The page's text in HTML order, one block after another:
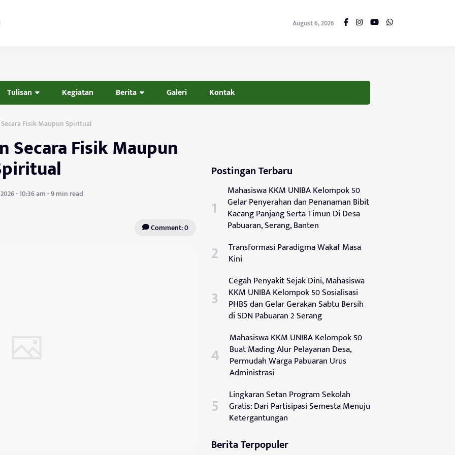
August 6, 2026
Tulisan Kegiatan Berita Galeri Kontak
Fisik Maupun Spiritual
Secara Fisik Maupun
- 10:36 am - 9 min read
Comment: 0
Postingan Terbaru
Mahasiswa KKM UNIBA Kelompok 50
Gelar Penyerahan dan Penanaman Bibit
Kacang Panjang Serta Timun Di Desa
Pabuaran, Serang, Banten
Transformasi Paradigma Wakaf Masa
Kini
Cegah Penyakit Sejak Dini, Mahasiswa
KKM UNIBA Kelompok 50 Sosialisasi
PHBS dan Gelar Gerakan Sabtu Bersih
di SDN Pabuaran 2 Serang
Mahasiswa KKM UNIBA Kelompok 50
Buat Mading Alur Pelayanan Desa,
Permudah Warga Pabuaran Urus
Administrasi
Lingkaran Setan Program Sekolah
Gratis: Dari Partisipasi Semesta Menuju
Ketergantungan
Berita Terpopuler